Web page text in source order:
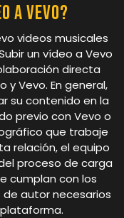
a VEVO?
videos musicales
un vídeo a Vevo
directa
Vevo. En general,
su contenido en la
previo con Vevo o
que trabaje
relación, el equipo
proceso de carga
cumplan con los
autor necesarios